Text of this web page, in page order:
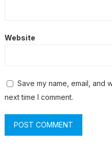
Website
Save my name, email, and
next time I comment.